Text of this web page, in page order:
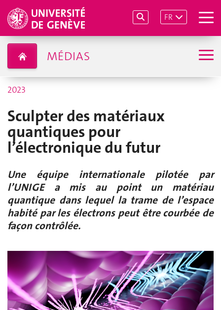
FR
MÉDIAS
2023
Sculpter des matériaux
quantiques pour
l’électronique du futur
Une équipe internationale pilotée par
l’UNIGE a mis au point un matériau
quantique dans lequel la trame de l’espace
habité par les électrons peut être courbée de
façon contrôlée.